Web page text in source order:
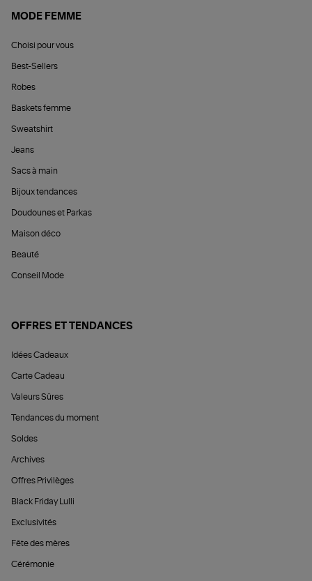
MODE FEMME
Choisi pour vous
Best-Sellers
Robes
Baskets femme
Sweatshirt
Jeans
Sacs à main
Bijoux tendances
Doudounes et Parkas
Maison déco
Beauté
Conseil Mode
OFFRES ET TENDANCES
Idées Cadeaux
Carte Cadeau
Valeurs Sûres
Tendances du moment
Soldes
Archives
Offres Privilèges
Black Friday Lulli
Exclusivités
Fête des mères
Cérémonie